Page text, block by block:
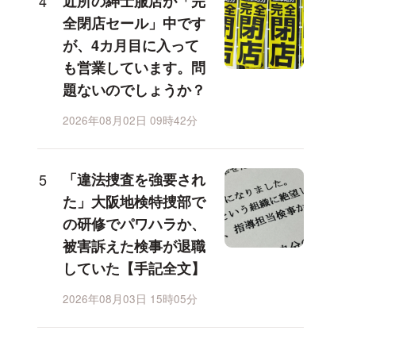
全閉店セール」中です
が、4カ月目に入って
も営業しています。問
題ないのでしょうか？
2026年08月02日 09時42分
「違法捜査を強要され
た」大阪地検特捜部で
の研修でパワハラか、
被害訴えた検事が退職
していた【手記全文】
2026年08月03日 15時05分